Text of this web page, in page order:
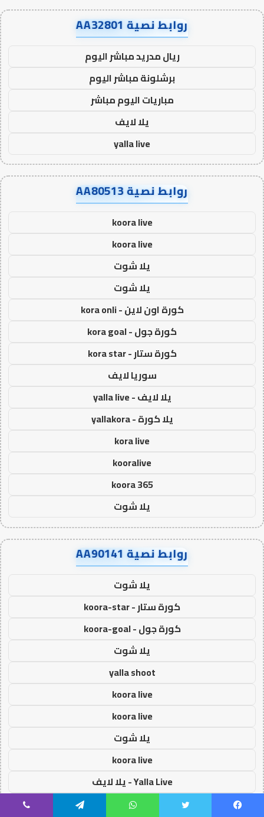
روابط نصية AA32801
ريال مدريد مباشر اليوم
برشلونة مباشر اليوم
مباريات اليوم مباشر
يلا لايف
yalla live
روابط نصية AA80513
koora live
koora live
يلا شوت
يلا شوت
كورة اون لاين - kora onli
كورة جول - kora goal
كورة ستار - kora star
سوريا لايف
يلا لايف - yalla live
يلا كورة - yallakora
kora live
kooralive
koora 365
يلا شوت
روابط نصية AA90141
يلا شوت
كورة ستار - koora-star
كورة جول - koora-goal
يلا شوت
yalla shoot
koora live
koora live
يلا شوت
koora live
Yalla Live - يلا لايف
كورة اون لاين - koora onl